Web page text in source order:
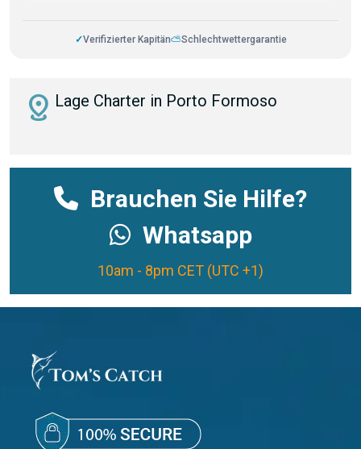
✓Verifizierter Kapitän⛅Schlechtwettergarantie
distance Lage Charter in Porto Formoso
Brauchen Sie Hilfe?
Whatsapp
10am - 8pm CET (UTC +1)